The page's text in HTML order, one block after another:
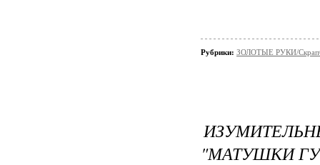
Рубрики: ЗОЛОТЫЕ РУКИ/
"МАТУШКИ